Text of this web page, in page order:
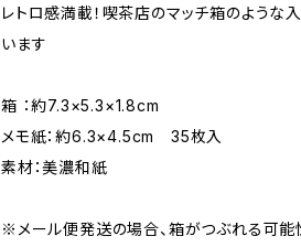
レトロ感満載！喫茶店のマッチ箱のような
います
箱 ：約7.3×5.3×1.8cm
メモ紙：約6.3×4.5cm 35枚入
素材：美濃和紙
※メール便発送の場合、箱がつぶれる可能